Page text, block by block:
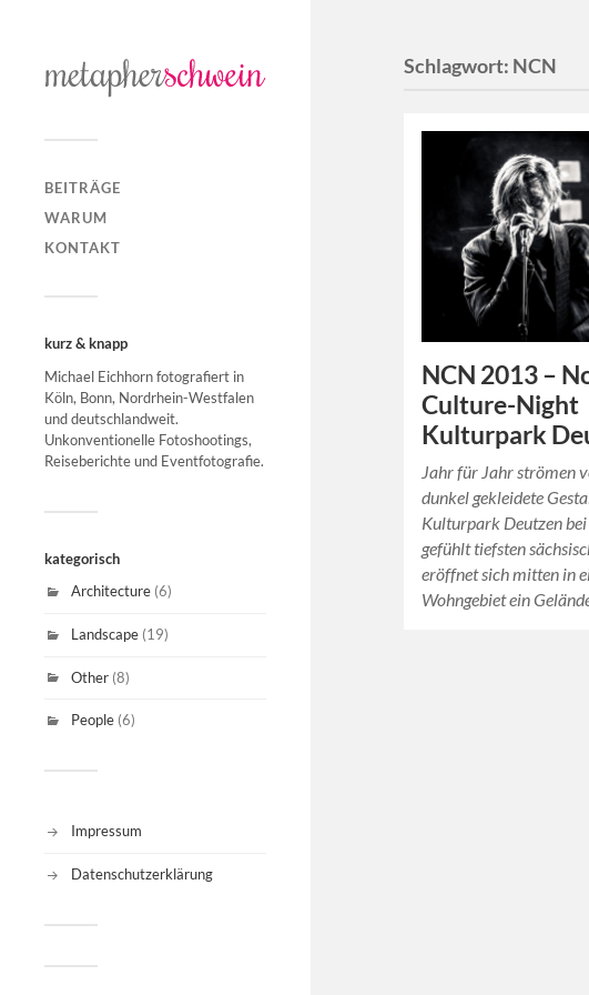
BEITRÄGE
WARUM
KONTAKT
kurz & knapp
Michael Eichhorn fotografiert in
Köln, Bonn, Nordrhein-Westfalen
und deutschlandweit.
Unkonventionelle Fotoshootings,
Reiseberichte und Eventfotografie.
kategorisch
Architecture (6)
Landscape (19)
Other (8)
People (6)
Impressum
Datenschutzerklärung
Schlagwort: NCN
NCN 2013 –
Culture-Night
Kulturpark
Jahr für Jahr strömen
dunkel gekleidete
Kulturpark Deutzen
gefühlt tiefsten
eröffnet sich mitten in
Wohngebiet ein